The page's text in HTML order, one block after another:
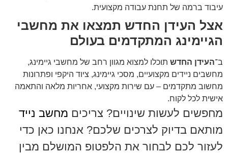
עיבוד ברמה של תחנת עבודה מקצועית.
אצל העידן החדש תמצאו את מחשבי
הגיימינג המתקדמים בעולם
ב־העידן החדש תוכלו למצוא מגוון רחב של מחשבי גיימינג,
מחשבים ניידים מקצועיים, מסכי גיימינג, ציוד היקפי ופתרונות
מחשוב מתקדמים – עם שירות מקצועי, אחריות מלאה והתאמה
אישית לכל לקוח.
מחפשים לעשות שינויים? צריכים מחשב נייד
מותאם בדיוק לצרכים שלכם? אנחנו כאן כדי
לעזור לכם לבחור את הלפטופ המושלם מבין